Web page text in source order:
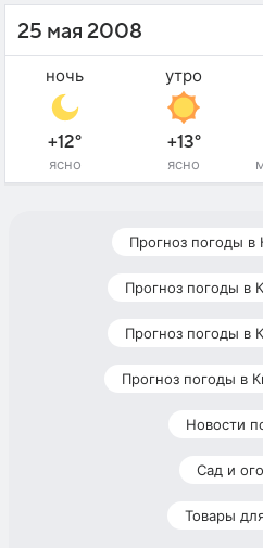
25 мая 2008
ночь
+12°
ясно
утро
+13°
ясно
Прогноз погоды в
Прогноз погоды в
Прогноз погоды в
Прогноз погоды в
Новости
Сад и
Товары